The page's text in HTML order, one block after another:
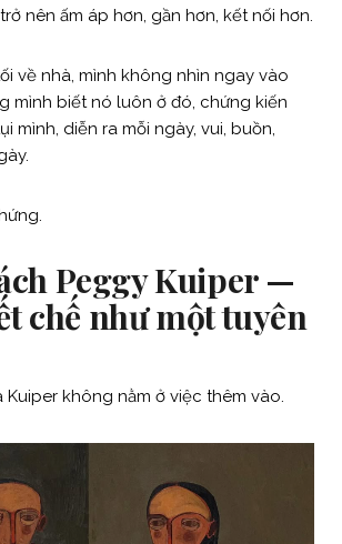
nên ấm áp hơn, gần hơn, kết nối hơn.
về nhà, mình không nhìn ngay vào
mình biết nó luôn ở đó, chứng kiến
mình, diễn ra mỗi ngày, vui, buồn,
Peggy Kuiper —
chế như một tuyên
không nằm ở việc thêm vào.